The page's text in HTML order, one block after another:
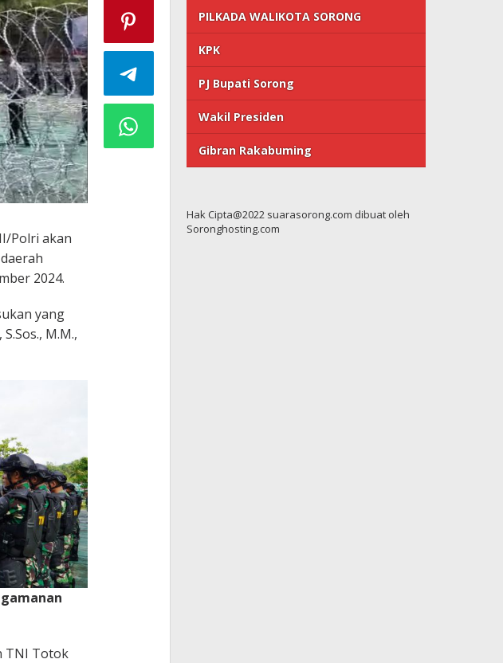
Polri akan
2024.
yang
M.M.,
TNI Totok
PILKADA WALIKOTA SORONG
KPK
PJ Bupati Sorong
Wakil Presiden
Gibran Rakabuming
Hak Cipta@2022 suarasorong.com dibuat oleh
Soronghosting.com